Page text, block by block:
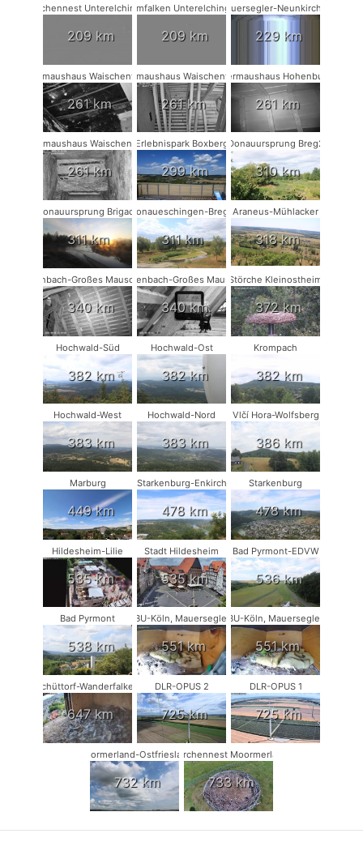
Storchennest Unterelchingen
209 km
Turmfalken Unterelchingen
209 km
Mauersegler-Neunkirchen
229 km
Fledermaushaus Waischenfeld #3
261 km
Fledermaushaus Waischenfeld #2
261 km
Fledermaushaus Hohenburg #1
261 km
Fledermaushaus Waischenfeld #1
261 km
Erlebnispark Boxberg
299 km
Donauursprung Breg2
310 km
Donauursprung Brigach
311 km
Donaueschingen-Breg2
311 km
Araneus-Mühlacker
318 km
Rodenbach-Großes Mausohr #2
340 km
Rodenbach-Großes Mausohr
340 km
Störche Kleinostheim
372 km
Hochwald-Süd
382 km
Hochwald-Ost
382 km
Krompach
382 km
Hochwald-West
383 km
Hochwald-Nord
383 km
Vlčí Hora-Wolfsberg
386 km
Marburg
449 km
Starkenburg-Enkirch
478 km
Starkenburg
478 km
Hildesheim-Lilie
535 km
Stadt Hildesheim
535 km
Bad Pyrmont-EDVW
536 km
Bad Pyrmont
538 km
NABU-Köln, Mauersegler #1
551 km
NABU-Köln, Mauersegler #2
551 km
Schüttorf-Wanderfalken
647 km
DLR-OPUS 2
725 km
DLR-OPUS 1
725 km
Moormerland-Ostfriesland
732 km
Storchennest Moormerland
733 km